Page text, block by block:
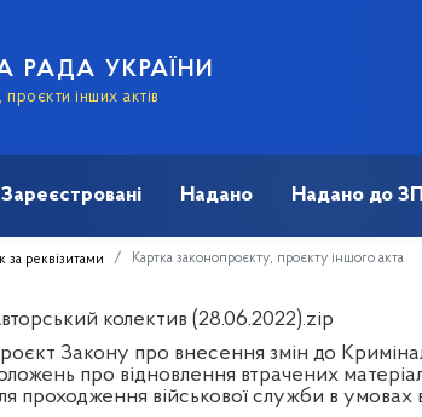
РАДА УКРАЇНИ
інших актів
Зареєстровані Надано Надано до ЗП
за реквізитами Картка законопроєкту, проєкту іншого акта
колектив (28.06.2022).zip
Закону про внесення змін до
про відновлення втрачених
проходження військової служби в умовах